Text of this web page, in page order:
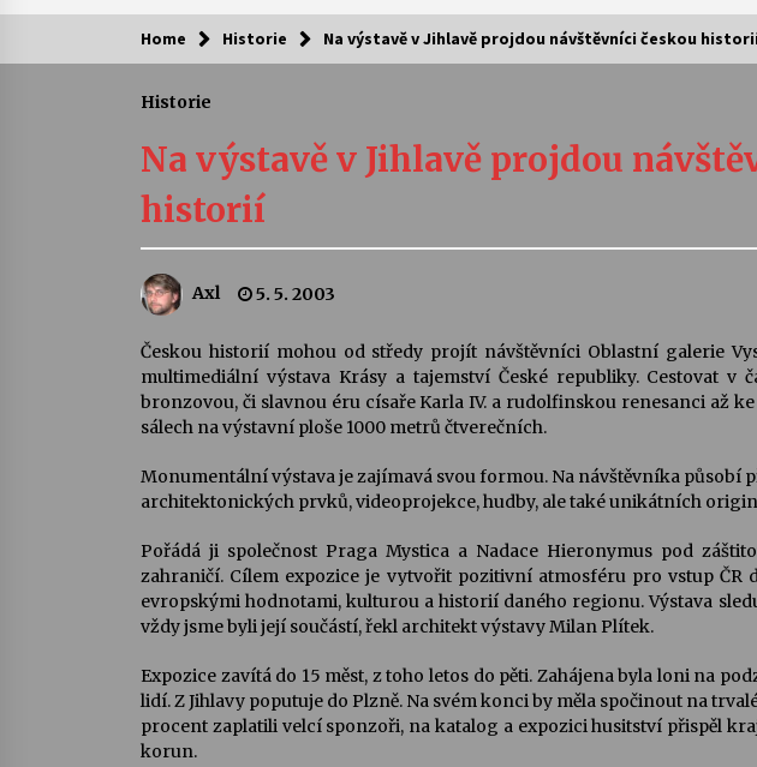
Kam za kulturou?
Camerata a Sukuba Ensemble
4. 8. 2026
Quijotova šedesátka: 28. 7.–1. 8.
28. 7. 2026
Letní koncerty ve Stromovce: Rufus
Miller
22. 7. 2026
Želivě ožije odkaz Josefa Čapka
13. 7. 2026
Home Historie Na výstavě v Jihlavě projdou návštěvníci českou
Historie
Na výstavě v Jihlavě projdou
historií
Axl 5. 5. 2003
Českou historií mohou od středy projít návštěvníci Oblastní galerie
multimediální výstava Krásy a tajemství České republiky. Cestovat v
bronzovou, či slavnou éru císaře Karla IV. a rudolfinskou renesanci až
sálech na výstavní ploše 1000 metrů čtverečních.
Monumentální výstava je zajímavá svou formou. Na návštěvníka působí
architektonických prvků, videoprojekce, hudby, ale také unikátních
Pořádá ji společnost Praga Mystica a Nadace Hieronymus pod
zahraničí. Cílem expozice je vytvořit pozitivní atmosféru pro vstup ČR
evropskými hodnotami, kulturou a historií daného regionu. Výstava
vždy jsme byli její součástí, řekl architekt výstavy Milan Plítek.
Expozice zavítá do 15 měst, z toho letos do pěti. Zahájena byla loni na
lidí. Z Jihlavy poputuje do Plzně. Na svém konci by měla spočinout na
procent zaplatili velcí sponzoři, na katalog a expozici husitství přispěl
korun.